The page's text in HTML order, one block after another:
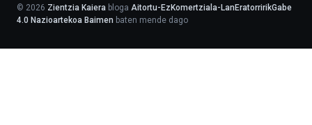
© 2026 Zientzia Kaiera bloga Aitortu-EzKomertziala-LanEratorririkGabe
4.0 Nazioartekoa Baimen baten mende dago